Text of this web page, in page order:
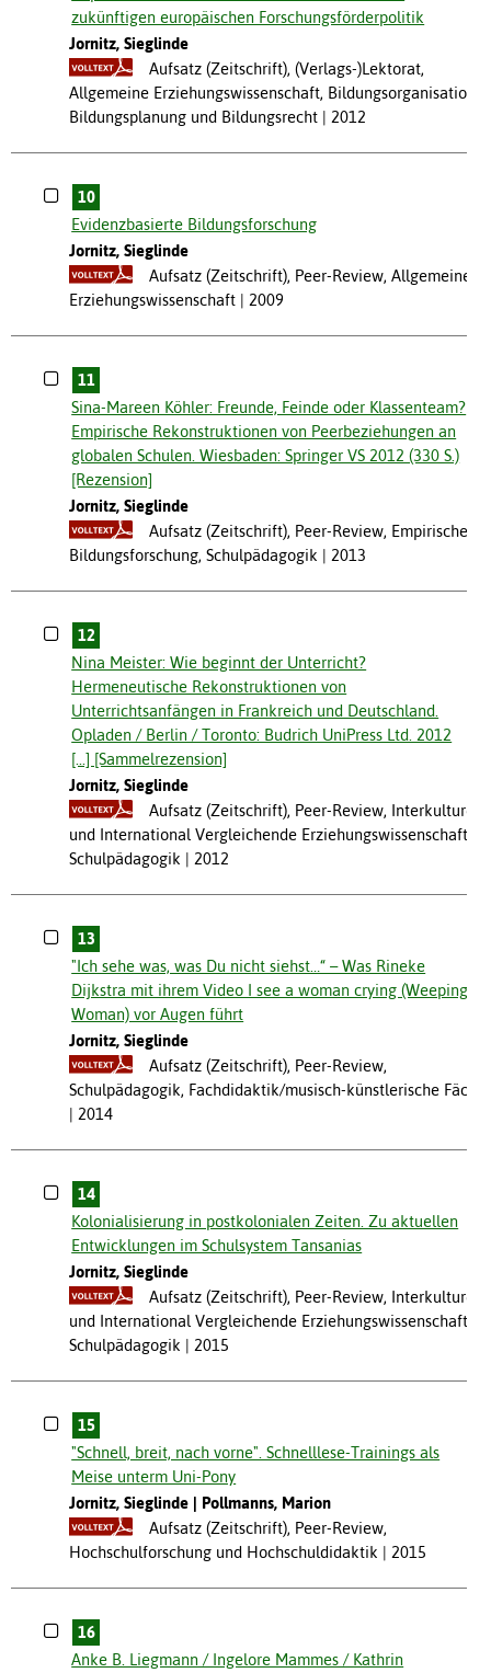
zukünftigen europäischen Forschungsförderpolitik
Jornitz, Sieglinde
Aufsatz (Zeitschrift), (Verlags-)Lektorat,
Allgemeine Erziehungswissenschaft, Bildungsorganisation,
Bildungsplanung und Bildungsrecht
2012
10
Evidenzbasierte Bildungsforschung
Jornitz, Sieglinde
Aufsatz (Zeitschrift), Peer-Review, Allgemeine
Erziehungswissenschaft
2009
11
Sina-Mareen Köhler: Freunde, Feinde oder Klassenteam?
Empirische Rekonstruktionen von Peerbeziehungen an
globalen Schulen. Wiesbaden: Springer VS 2012 (330 S.)
[Rezension]
Jornitz, Sieglinde
Aufsatz (Zeitschrift), Peer-Review, Empirische
Bildungsforschung, Schulpädagogik
2013
12
Nina Meister: Wie beginnt der Unterricht?
Hermeneutische Rekonstruktionen von
Unterrichtsanfängen in Frankreich und Deutschland.
Opladen / Berlin / Toronto: Budrich UniPress Ltd. 2012
[...] [Sammelrezension]
Jornitz, Sieglinde
Aufsatz (Zeitschrift), Peer-Review,
und International Vergleichende Erziehungswissenschaft,
Schulpädagogik
2012
13
"Ich sehe was, was Du nicht siehst…“ – Was Rineke
Dijkstra mit ihrem Video I see a woman crying (Weeping
Woman) vor Augen führt
Jornitz, Sieglinde
Aufsatz (Zeitschrift), Peer-Review,
Schulpädagogik, Fachdidaktik/musisch-künstlerische Fächer
2014
14
Kolonialisierung in postkolonialen Zeiten. Zu aktuellen
Entwicklungen im Schulsystem Tansanias
Jornitz, Sieglinde
Aufsatz (Zeitschrift), Peer-Review,
und International Vergleichende Erziehungswissenschaft,
Schulpädagogik
2015
15
"Schnell, breit, nach vorne". Schnelllese-Trainings als
Meise unterm Uni-Pony
Jornitz, Sieglinde
Pollmanns, Marion
Aufsatz (Zeitschrift), Peer-Review,
Hochschulforschung und Hochschuldidaktik
2015
16
Anke B. Liegmann / Ingelore Mammes / Kathrin